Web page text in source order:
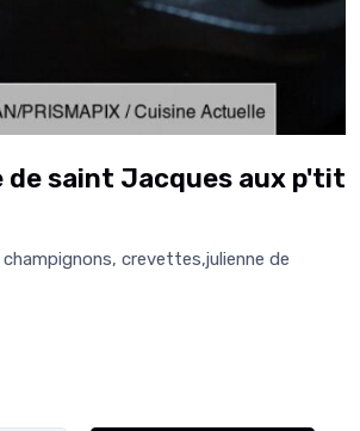
de saint Jacques aux p'tit
crevettes,julienne de